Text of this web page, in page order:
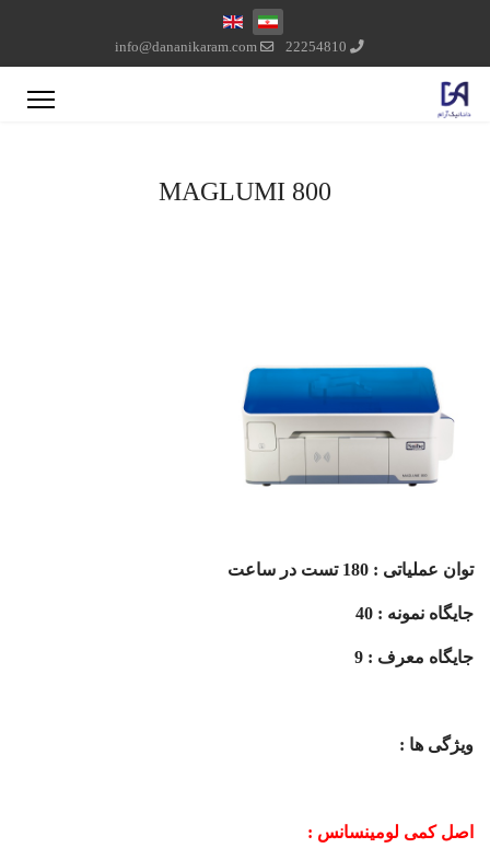
زبان خود را انتخاب کنید
22254810
info@dananikaram.com
MAGLUMI 800
توان عملیاتی : 180 تست در ساعت
جایگاه نمونه : 40
جایگاه معرف : 9
ویژگی ها :
اصل کمی لومینسانس :